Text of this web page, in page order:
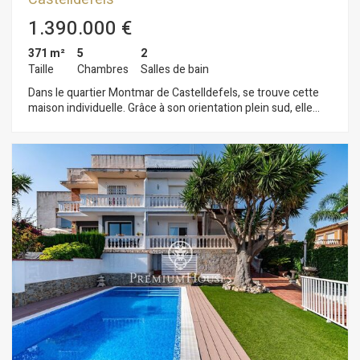
1.390.000 €
371 m²
Taille
5
Chambres
2
Salles de bain
Dans le quartier Montmar de Castelldefels, se trouve cette
maison individuelle. Grâce à son orientation plein sud, elle
maison est répartie sur quatre niveaux. Au premier niveau,
l'espace de vie se compose d'un salon spacieux et lumineux
avec cheminée, offrant une vue panoramique à couper le
souffle sur Barcelone, la mer Méditerranée et les montagnes.
Nous y trouvons également une cuisine indépendante avec
accès direct à l'extérieur, une salle de bain complète et une
buanderie pratique. Un balcon prolonge la vue et accentue la
sensation d'espace. Le deuxième niveau abrite l'espace nuit,
composé de quatre chambres doubles, toutes dotées de
placards intégrés et bénéficiant d'une excellente luminosité.
Deux d'entre elles donnent accès à un balcon offrant une vue
privilégiée. Une salle de bain complète dessert ce niveau. Le
troisième niveau offre une mansarde lumineuse et ouverte
avec une vue magnifique. Depuis la rue, la propriété est